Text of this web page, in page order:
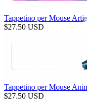
Tappetino per Mouse
$27.50 USD
Tappetino per Mouse
$27.50 USD